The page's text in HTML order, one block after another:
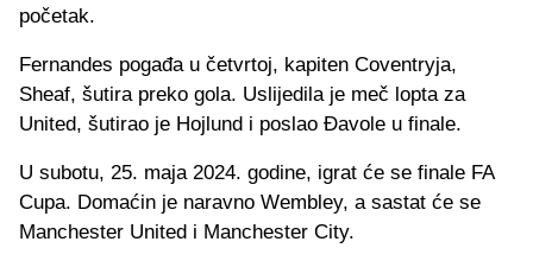
početak.
Fernandes pogađa u četvrtoj, kapiten Coventryja,
Sheaf, šutira preko gola. Uslijedila je meč lopta za
United, šutirao je Hojlund i poslao Đavole u finale.
U subotu, 25. maja 2024. godine, igrat će se finale FA
Cupa. Domaćin je naravno Wembley, a sastat će se
Manchester United i Manchester City.